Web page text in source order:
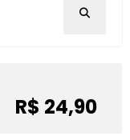
R$ 24,90